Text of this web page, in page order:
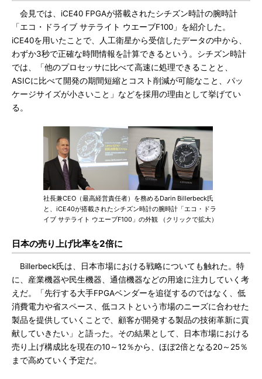
会見では、iCE40 FPGAが搭載されたシチズン時計の腕時計
「エコ・ドライブ サテライト ウエーブF100」を紹介した。
iCE40を用いたことで、人工衛星から受信したデータの中から、
わずか3秒で正確な時間情報を計算できるという。シチズン時計
では、「他のプロセッサに比べて高速に処理できることと、
ASICに比べて開発の期間短縮とコスト削減が可能なこと、パッ
ケージサイズが小さいこと」などを採用の理由として挙げてい
る。
社長兼CEO（最高経営責任者）を務めるDarin Billerbeck氏
と、iCE40が搭載されたシチズン時計の腕時計「エコ・ドラ
イブ サテライト ウエーブF100」の外観 （クリックで拡大）
日本の売り上げ比率を2倍に
Billerbeck氏は、日本市場における戦略についても触れた。特
に、産業機器や民生機器、通信機器などの用途に注力していく考
えだ。「先行する大手FPGAベンダーを追従するのではなく、低
消費電力や省スペース、低コストという市場のニーズに合わせた
製品を提供していくことで、顧客が開発する製品の技術革新に貢
献していきたい」と語った。その結果として、日本市場における
売り上げ構成比を現在の10～12％から、ほぼ2倍となる20～25％
まで高めていく予定だ。